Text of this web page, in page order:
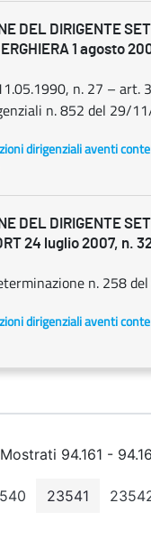
DEL DIRIGENTE
1 agosto
n. 27 – art.
n. 852 del 29/
dirigenziali aventi
DEL DIRIGENTE
24 luglio 2007, n.
n. 258
dirigenziali aventi
Mostrati 94.161 -
intermedie
Pagina Pagina
23541